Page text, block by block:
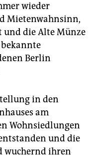
wieder
Mietenwahnsinn,
und die Alte Münze
bekannte
Berlin
in den
am
Wohnsiedlungen
und die
wuchernd ihren